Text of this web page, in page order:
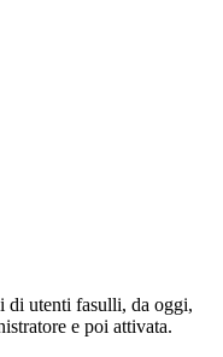
di utenti fasulli, da oggi,
e poi attivata.